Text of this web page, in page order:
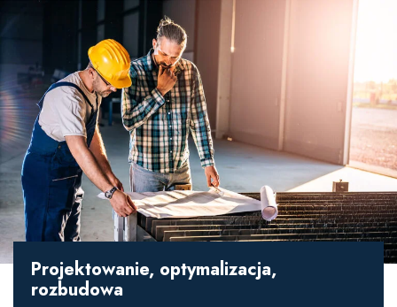
Projektowanie, optymalizacja,
rozbudowa